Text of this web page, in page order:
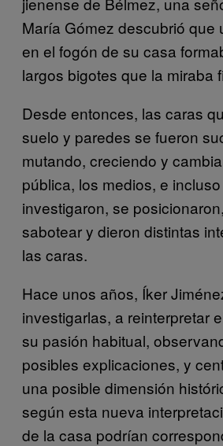
María Gómez descubrió que
en el fogón de su casa
largos bigotes que la miraba
Desde entonces, las caras
suelo y paredes se fueron
mutando, creciendo y
pública, los medios, e
investigaron, se
sabotear y dieron distintas
las caras.
Hace unos años, Íker
investigarlas, a reinterpretar
su pasión habitual,
posibles explicaciones, y
una posible dimensión
según esta nueva
de la casa podrían